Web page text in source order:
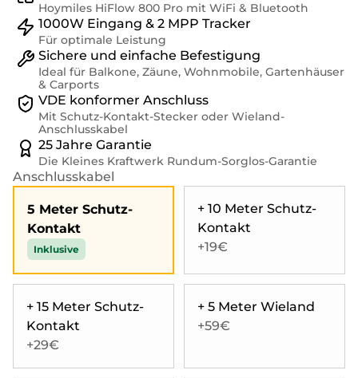
Hoymiles HiFlow 800 Pro mit WiFi & Bluetooth
1000W Eingang & 2 MPP Tracker
Für optimale Leistung
Sichere und einfache Befestigung
Ideal für Balkone, Zäune, Wohnmobile, Gartenhäuser
& Carports
VDE konformer Anschluss
Mit Schutz-Kontakt-Stecker oder Wieland-
Anschlusskabel
25 Jahre Garantie
Die Kleines Kraftwerk Rundum-Sorglos-Garantie
Anschlusskabel
5 Meter Schutz-
Kontakt
Inklusive
+ 10 Meter Schutz-
Kontakt
+19€
+ 15 Meter Schutz-
Kontakt
+29€
+ 5 Meter Wieland
+59€